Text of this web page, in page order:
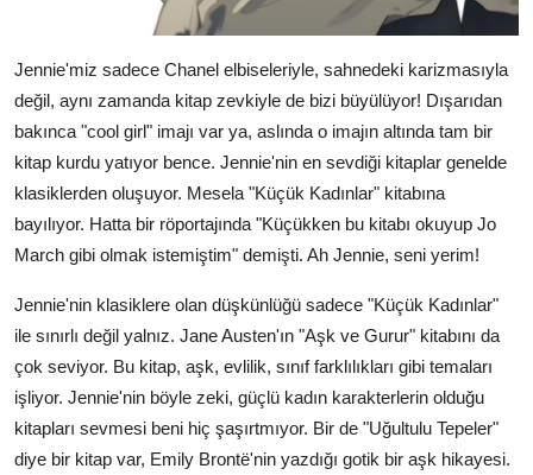
Jennie'miz sadece Chanel elbiseleriyle, sahnedeki karizmasıyla
değil, aynı zamanda kitap zevkiyle de bizi büyülüyor! Dışarıdan
bakınca "cool girl" imajı var ya, aslında o imajın altında tam bir
kitap kurdu yatıyor bence. Jennie'nin en sevdiği kitaplar genelde
klasiklerden oluşuyor. Mesela "Küçük Kadınlar" kitabına
bayılıyor. Hatta bir röportajında "Küçükken bu kitabı okuyup Jo
March gibi olmak istemiştim" demişti. Ah Jennie, seni yerim!
Jennie'nin klasiklere olan düşkünlüğü sadece "Küçük Kadınlar"
ile sınırlı değil yalnız. Jane Austen'ın "Aşk ve Gurur" kitabını da
çok seviyor. Bu kitap, aşk, evlilik, sınıf farklılıkları gibi temaları
işliyor. Jennie'nin böyle zeki, güçlü kadın karakterlerin olduğu
kitapları sevmesi beni hiç şaşırtmıyor. Bir de "Uğultulu Tepeler"
diye bir kitap var, Emily Brontë'nin yazdığı gotik bir aşk hikayesi.